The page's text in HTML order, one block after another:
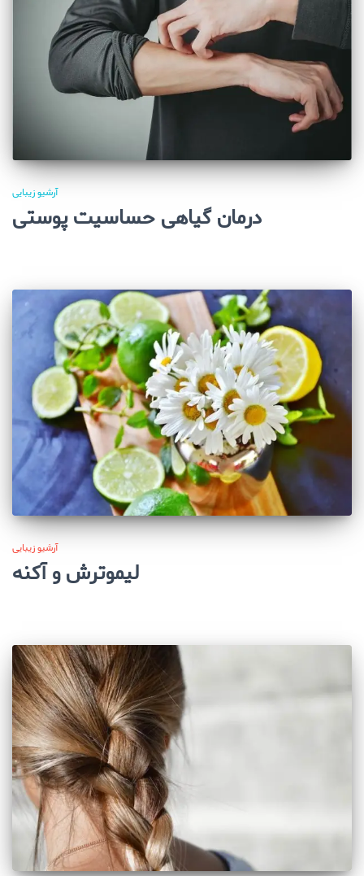
آرشیو زیبایی
درمان گیاهی حساسیت پوستی
آرشیو زیبایی
لیموترش و آکنه